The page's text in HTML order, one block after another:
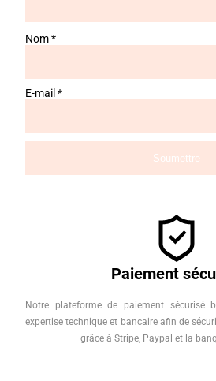
Nom*
E-mail *
Paiement
Notre plateforme de paiement sécurisé
expertise technique et bancaire afin de
grâce à Stripe, Paypal et la